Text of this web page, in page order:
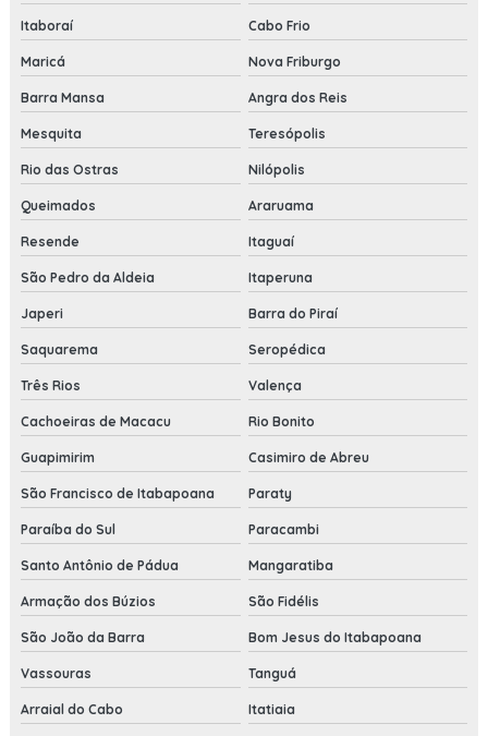
Itaboraí Cabo Frio
Maricá Nova Friburgo
Barra Mansa Angra dos Reis
Mesquita Teresópolis
Rio das Ostras Nilópolis
Queimados Araruama
Resende Itaguaí
São Pedro da Aldeia Itaperuna
Japeri Barra do Piraí
Saquarema Seropédica
Três Rios Valença
Cachoeiras de Macacu Rio Bonito
Guapimirim Casimiro de Abreu
São Francisco de Itabapoana Paraty
Paraíba do Sul Paracambi
Santo Antônio de Pádua Mangaratiba
Armação dos Búzios São Fidélis
São João da Barra Bom Jesus do Itabapoana
Vassouras Tanguá
Arraial do Cabo Itatiaia